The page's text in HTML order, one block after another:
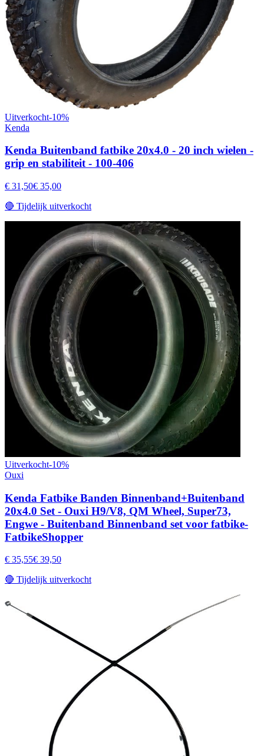
Uitverkocht-10%
Kenda
Kenda Buitenband fatbike 20x4.0 - 20 inch wielen -
grip en stabiliteit - 100-406
€ 31,50€ 35,00
🔴 Tijdelijk uitverkocht
Uitverkocht-10%
Ouxi
Kenda Fatbike Banden Binnenband+Buitenband
20x4.0 Set - Ouxi H9/V8, QM Wheel, Super73,
Engwe - Buitenband Binnenband set voor fatbike-
FatbikeShopper
€ 35,55€ 39,50
🔴 Tijdelijk uitverkocht